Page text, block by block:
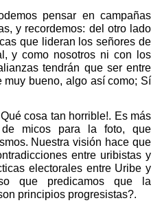
pensar en campañas
y recordemos: del otro lado
que lideran los señores de
y como nosotros ni con los
tendrán que ser entre
muy bueno, algo así como; Sí
cosa tan horrible!. Es más
micos para la foto, que
Nuestra visión hace que
entre uribistas y
electorales entre Uribe y
que predicamos que la
principios progresistas?.